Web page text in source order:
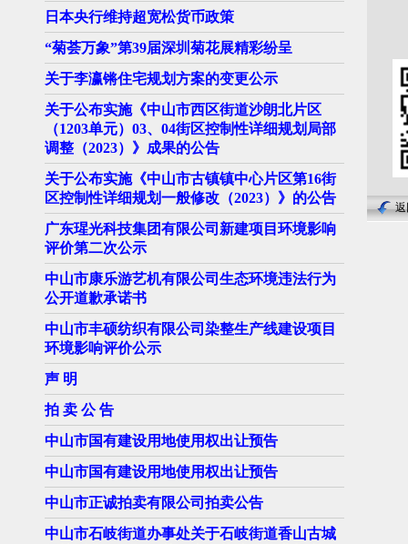
日本央行维持超宽松货币政策
“菊荟万象”第39届深圳菊花展精彩纷呈
关于李瀛锵住宅规划方案的变更公示
关于公布实施《中山市西区街道沙朗北片区
（1203单元）03、04街区控制性详细规划局部
调整（2023）》成果的公告
关于公布实施《中山市古镇镇中心片区第16街
区控制性详细规划一般修改（2023）》的公告
广东瑆光科技集团有限公司新建项目环境影响
评价第二次公示
中山市康乐游艺机有限公司生态环境违法行为
公开道歉承诺书
中山市丰硕纺织有限公司染整生产线建设项目
环境影响评价公示
声 明
拍 卖 公 告
中山市国有建设用地使用权出让预告
中山市国有建设用地使用权出让预告
中山市正诚拍卖有限公司拍卖公告
中山市石岐街道办事处关于石岐街道香山古城
返